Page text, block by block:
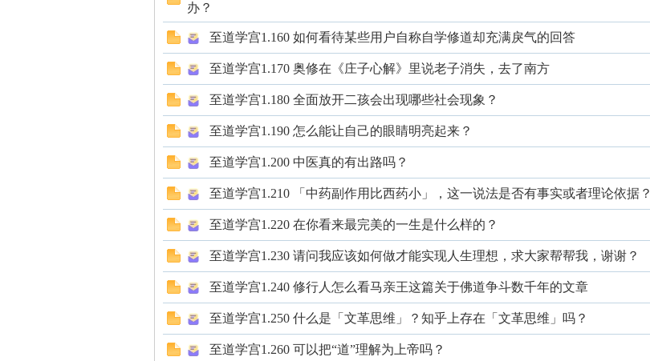
办？
至道学宫1.160 如何看待某些用户自称自学修道却充满戾气的回答
至道学宫1.170 奥修在《庄子心解》里说老子消失，去了南方
至道学宫1.180 全面放开二孩会出现哪些社会现象？
至道学宫1.190 怎么能让自己的眼睛明亮起来？
至道学宫1.200 中医真的有出路吗？
至道学宫1.210 「中药副作用比西药小」，这一说法是否有事实或者理论依据？
至道学宫1.220 在你看来最完美的一生是什么样的？
至道学宫1.230 请问我应该如何做才能实现人生理想，求大家帮帮我，谢谢？
至道学宫1.240 修行人怎么看马亲王这篇关于佛道争斗数千年的文章
至道学宫1.250 什么是「文革思维」？知乎上存在「文革思维」吗？
至道学宫1.260 可以把“道”理解为上帝吗？